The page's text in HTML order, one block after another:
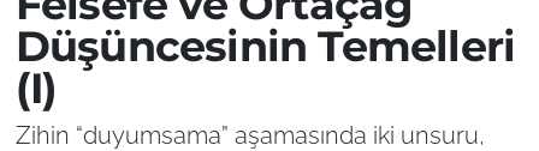
Düşüncesinin Temelleri
(I)
Zihin “duyumsama” aşamasında iki unsuru,